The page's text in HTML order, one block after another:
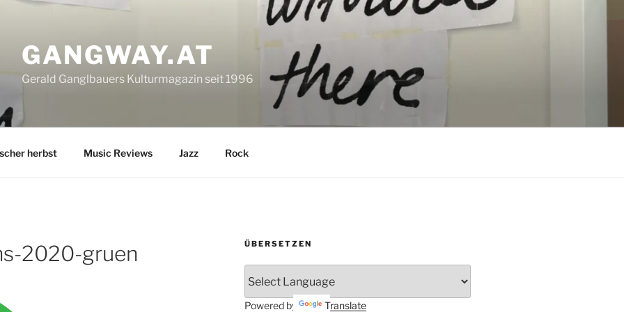
GANGWAY.AT
Gerald Ganglbauers Kulturmagazin seit 1996
herbst Music Reviews Jazz Rock
2020-gruen ÜBERSETZEN
Powered by Translate